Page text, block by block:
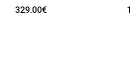
329.00€